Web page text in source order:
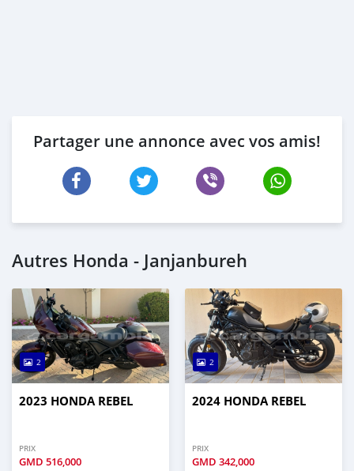
Partager une annonce avec vos amis!
Autres Honda - Janjanbureh
2
2023 HONDA REBEL
PRIX
GMD 516,000
2
2024 HONDA REBEL
PRIX
GMD 342,000